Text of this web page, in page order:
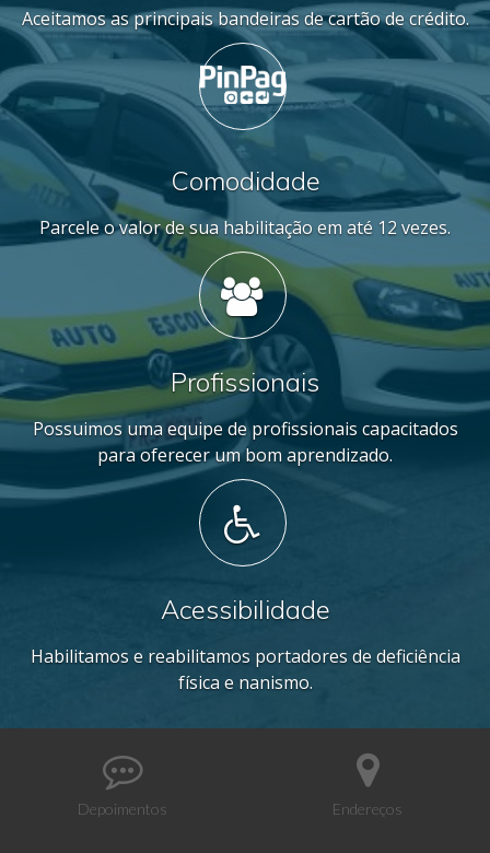
Aceitamos as principais bandeiras de cartão de crédito.
Comodidade
Parcele o valor de sua habilitação em até 12 vezes.
Profissionais
Possuimos uma equipe de profissionais capacitados
para oferecer um bom aprendizado.
Acessibilidade
Habilitamos e reabilitamos portadores de deficiência
física e nanismo.
Depoimentos Endereços